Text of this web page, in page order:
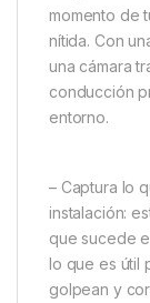
momento de
nítida. Con
una cámara
conducción
entorno.
– Captura lo
instalación:
que sucede
lo que es útil
golpean y